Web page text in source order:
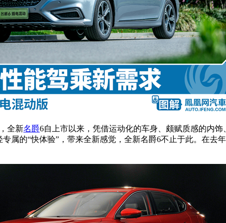
全新名爵6自上市以来，凭借运动化的车身、颇赋质感的内
属的“快体验”，带来全新感觉，全新名爵6不止于此。在去